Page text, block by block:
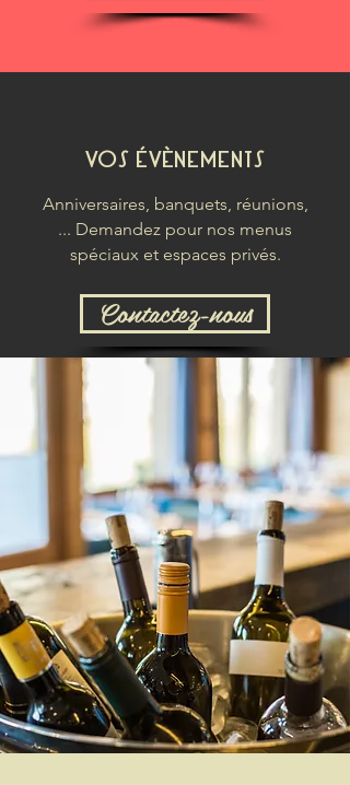
VOS ÉVÈNEMENTS
Anniversaires, banquets, réunions,
... Demandez pour nos menus
spéciaux et espaces privés.
Contactez-nous